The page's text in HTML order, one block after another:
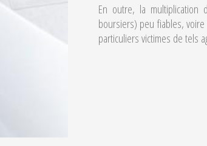
En outre, la multiplication
boursiers) peu fiables,
particuliers victimes de tels